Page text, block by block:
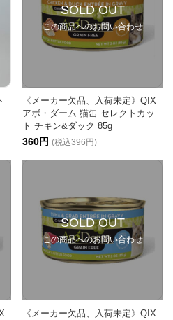
SOLD OUT
この商品へのお問い合わせ
《メーカー欠品、入荷未定》QIX
アボ・ダーム 猫缶 セレクトカッ
ト チキン&ダック 85g
360円 (税込396円)
SOLD OUT
この商品へのお問い合わせ
《メーカー欠品、入荷未定》QIX